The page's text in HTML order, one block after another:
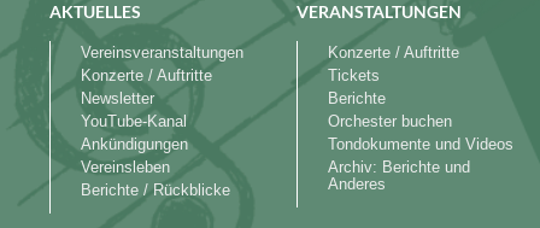
AKTUELLES
Vereinsveranstaltungen
Konzerte / Auftritte
Newsletter
YouTube-Kanal
Ankündigungen
Vereinsleben
Berichte / Rückblicke
VERANSTALTUNGEN
Konzerte / Auftritte
Tickets
Berichte
Orchester buchen
Tondokumente und Videos
Archiv: Berichte und
Anderes